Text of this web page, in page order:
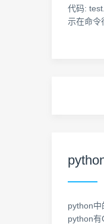
代码:
示在命令
python中
python有